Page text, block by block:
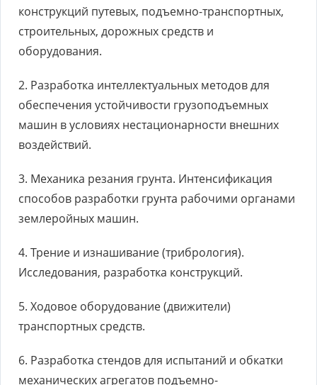
конструкций путевых, подъемно-транспортных,
строительных, дорожных средств и
оборудования.
2. Разработка интеллектуальных методов для
обеспечения устойчивости грузоподъемных
машин в условиях нестационарности внешних
воздействий.
3. Механика резания грунта. Интенсификация
способов разработки грунта рабочими органами
землеройных машин.
4. Трение и изнашивание (трибрология).
Исследования, разработка конструкций.
5. Ходовое оборудование (движители)
транспортных средств.
6. Разработка стендов для испытаний и обкатки
механических агрегатов подъемно-